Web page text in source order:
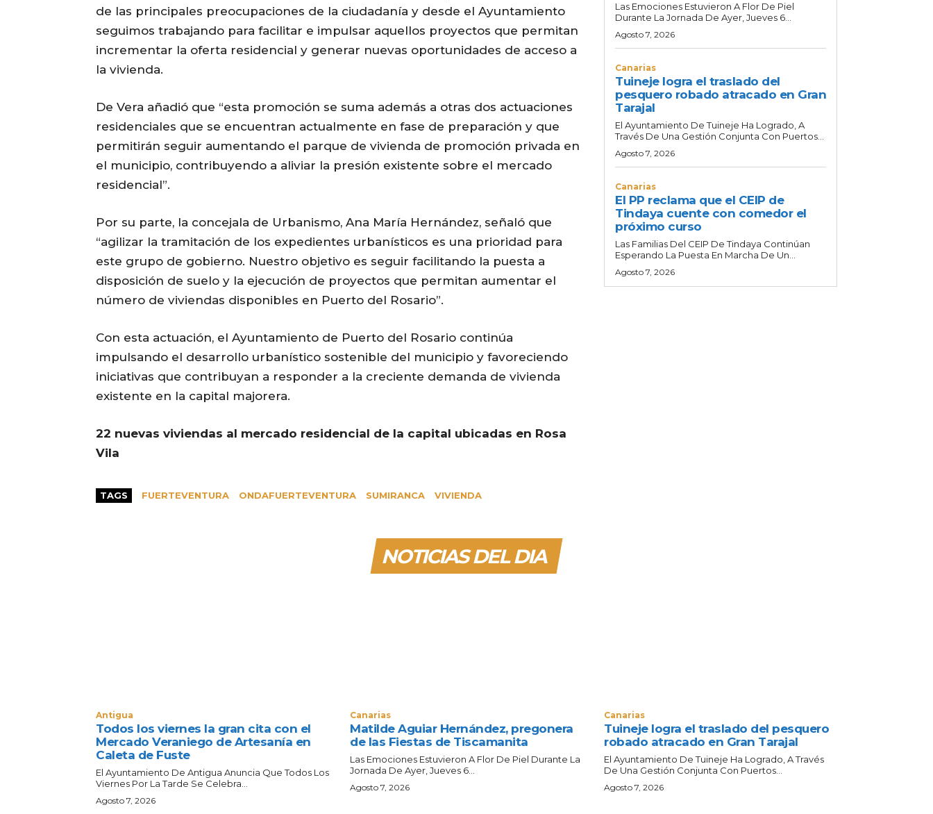
de las principales preocupaciones de la ciudadanía y desde el Ayuntamiento
seguimos trabajando para facilitar e impulsar aquellos proyectos que permitan
incrementar la oferta residencial y generar nuevas oportunidades de acceso a
la vivienda.
De Vera añadió que “esta promoción se suma además a otras dos actuaciones
residenciales que se encuentran actualmente en fase de preparación y que
permitirán seguir aumentando el parque de vivienda de promoción privada en
el municipio, contribuyendo a aliviar la presión existente sobre el mercado
residencial”.
Por su parte, la concejala de Urbanismo, Ana María Hernández, señaló que
“agilizar la tramitación de los expedientes urbanísticos es una prioridad para
este grupo de gobierno. Nuestro objetivo es seguir facilitando la puesta a
disposición de suelo y la ejecución de proyectos que permitan aumentar el
número de viviendas disponibles en Puerto del Rosario”.
Con esta actuación, el Ayuntamiento de Puerto del Rosario continúa
impulsando el desarrollo urbanístico sostenible del municipio y favoreciendo
iniciativas que contribuyan a responder a la creciente demanda de vivienda
existente en la capital majorera.
22 nuevas viviendas al mercado residencial de la capital ubicadas en Rosa
Vila
TAGS FUERTEVENTURA ONDAFUERTEVENTURA SUMIRANCA VIVIENDA
Las Emociones Estuvieron A Flor De Piel
Durante La Jornada De Ayer, Jueves 6...
Agosto 7, 2026
Canarias
Tuineje logra el traslado del
pesquero robado atracado en Gran
Tarajal
El Ayuntamiento De Tuineje Ha Logrado, A
Través De Una Gestión Conjunta Con Puertos...
Agosto 7, 2026
Canarias
El PP reclama que el CEIP de
Tindaya cuente con comedor el
próximo curso
Las Familias Del CEIP De Tindaya Continúan
Esperando La Puesta En Marcha De Un...
Agosto 7, 2026
NOTICIAS DEL DIA
Antigua
Todos los viernes la gran cita con el
Mercado Veraniego de Artesanía en
Caleta de Fuste
El Ayuntamiento De Antigua Anuncia Que Todos Los
Viernes Por La Tarde Se Celebra...
Agosto 7, 2026
Canarias
Matilde Aguiar Hernández, pregonera
de las Fiestas de Tiscamanita
Las Emociones Estuvieron A Flor De Piel Durante La
Jornada De Ayer, Jueves 6...
Agosto 7, 2026
Canarias
Tuineje logra el traslado del pesquero
robado atracado en Gran Tarajal
El Ayuntamiento De Tuineje Ha Logrado, A Través
De Una Gestión Conjunta Con Puertos...
Agosto 7, 2026